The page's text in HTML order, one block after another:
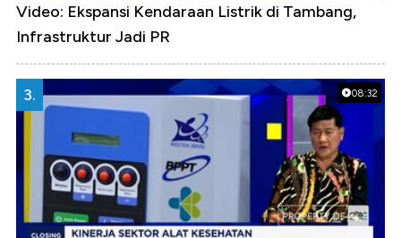
Video: Ekspansi Kendaraan Listrik di Tambang,
Infrastruktur Jadi PR
08:32
3.